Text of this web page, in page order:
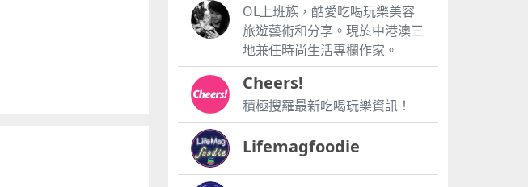
OL上班族，酷愛吃喝玩樂美容
旅遊藝術和分享。現於中港澳三
地兼任時尚生活專欄作家。
Cheers!
積極搜羅最新吃喝玩樂資訊！
Lifemagfoodie